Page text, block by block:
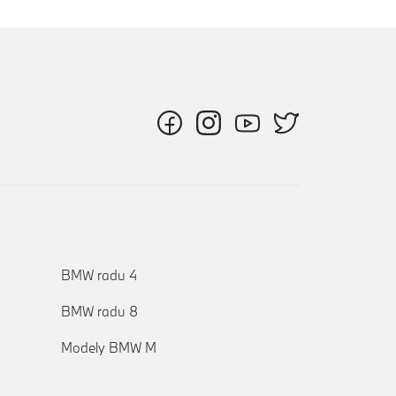
BMW radu 4
BMW radu 8
Modely BMW M